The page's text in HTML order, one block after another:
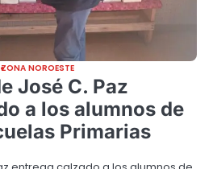
ZONA NOROESTE
José C. Paz
a los alumnos de
Primarias